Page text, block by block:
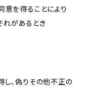
意を得ることにより
れがあるとき
し、偽りその他不正の